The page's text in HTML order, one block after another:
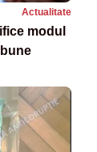
Actualitate
modul